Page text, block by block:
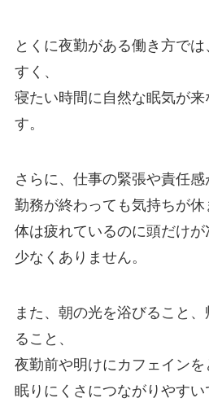
とくに夜勤がある働き方で
すく、
寝たい時間に自然な眠気が来
す。
さらに、仕事の緊張や責任感
勤務が終わっても気持ちが休
体は疲れているのに頭だけ
少なくありません。
また、朝の光を浴びること
ること、
夜勤前や明けにカフェインを
眠りにくさにつながりやすい